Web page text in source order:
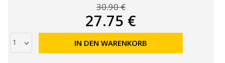
30.90 €
27.75 €
IN DEN WARENKORB